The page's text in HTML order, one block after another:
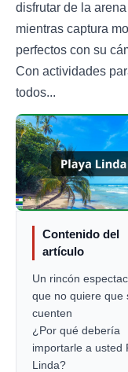
disfrutar de la
mientras captura
perfectos con su
Con actividades
todos...
Contenido del
artículo
Un rincón
que no quiere que
cuenten
¿Por qué debería
importarle a usted
Linda?